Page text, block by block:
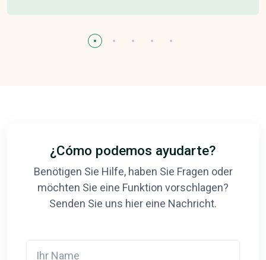
¿Cómo podemos ayudarte?
Benötigen Sie Hilfe, haben Sie Fragen oder
möchten Sie eine Funktion vorschlagen?
Senden Sie uns hier eine Nachricht.